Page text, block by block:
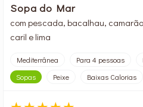
Sopa do Mar
com pescada, bacalhau,
caril e lima
Mediterrânea Para 4 pessoas
Sopas
Peixe Baixas Calorias